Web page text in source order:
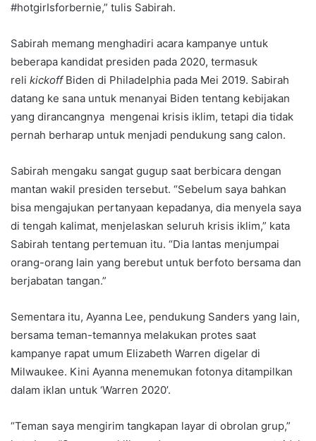
#hotgirIsforbernie,” tulis Sabirah.
Sabirah memang menghadiri acara kampanye untuk
beberapa kandidat presiden pada 2020, termasuk
reli kickoffBiden di Philadelphia pada Mei 2019. Sabirah
datang ke sana untuk menanyai Biden tentang kebijakan
yang dirancangnya mengenai krisis iklim, tetapi dia tidak
pernah berharap untuk menjadi pendukung sang calon.
Sabirah mengaku sangat gugup saat berbicara dengan
mantan wakil presiden tersebut. “Sebelum saya bahkan
bisa mengajukan pertanyaan kepadanya, dia menyela saya
di tengah kalimat, menjelaskan seluruh krisis iklim,” kata
Sabirah tentang pertemuan itu. “Dia lantas menjumpai
orang-orang lain yang berebut untuk berfoto bersama dan
berjabatan tangan.”
Sementara itu, Ayanna Lee, pendukung Sanders yang lain,
bersama teman-temannya melakukan protes saat
kampanye rapat umum Elizabeth Warren digelar di
Milwaukee. Kini Ayanna menemukan fotonya ditampilkan
dalam iklan untuk ‘Warren 2020’.
“Teman saya mengirim tangkapan layar di obrolan grup,”